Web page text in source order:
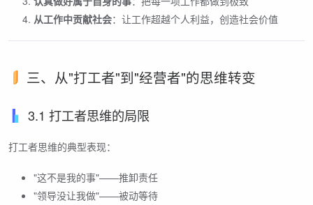
从工作中贡献社会：让工作超越个人利益，创造社会价值
三、从"打工者"到"经营者"的思维转变
3.1 打工者思维的局限
打工者思维的典型表现：
"这不是我的事"——推卸责任
"领导没让我做"——被动等待